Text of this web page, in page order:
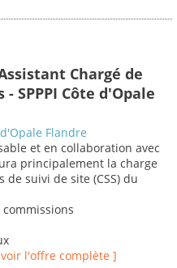
Assistant Chargé de
- SPPPI Côte d'Opale
d'Opale Flandre
et en collaboration avec
principalement la charge
de suivi de site (CSS) du
l'offre complète ]